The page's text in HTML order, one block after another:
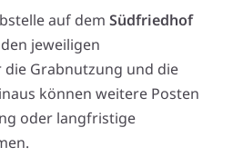
auf dem Südfriedhof
jeweiligen
Grabnutzung und die
können weitere Posten
oder langfristige